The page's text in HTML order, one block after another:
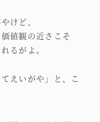
けど、
値観の近さこそ
るがよ。
えいがや」と、こ